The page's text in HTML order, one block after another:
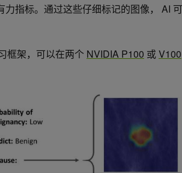
指标。通过这些仔细标记的图像， AI
框架，可以在两个 NVIDIA P100 或V100